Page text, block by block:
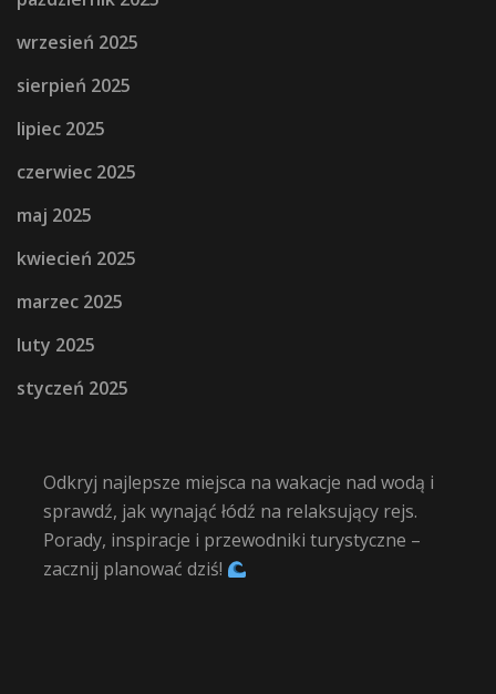
wrzesień 2025
sierpień 2025
lipiec 2025
czerwiec 2025
maj 2025
kwiecień 2025
marzec 2025
luty 2025
styczeń 2025
Odkryj najlepsze miejsca na wakacje nad wodą i
sprawdź, jak wynająć łódź na relaksujący rejs.
Porady, inspiracje i przewodniki turystyczne –
zacznij planować dziś!